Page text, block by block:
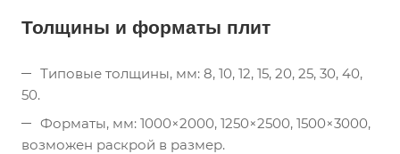
Толщины и форматы плит
Типовые толщины, мм: 8, 10, 12, 15, 20, 25, 30, 40,
50.
Форматы, мм: 1000×2000, 1250×2500, 1500×3000,
возможен раскрой в размер.